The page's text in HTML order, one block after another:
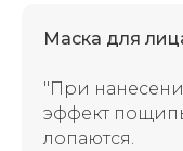
Маска для
"При
эффект
лопаются.